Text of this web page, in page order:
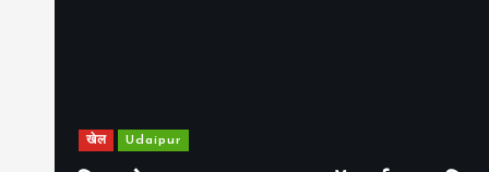
खेल Udaipur